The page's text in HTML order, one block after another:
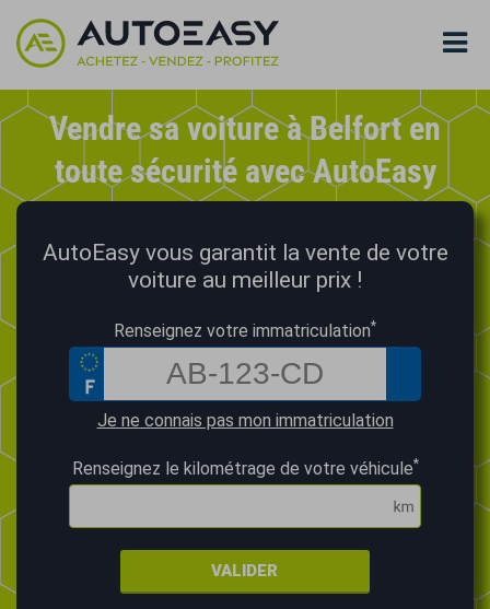
Vendre sa voiture à Belfort en
toute sécurité avec AutoEasy
AutoEasy vous garantit la vente de votre
voiture au meilleur prix !
Renseignez votre immatriculation*
Je ne connais pas mon immatriculation
Renseignez le kilométrage de votre véhicule*
VALIDER